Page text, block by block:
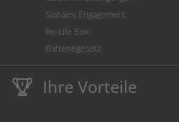
Soziales Engagement
Re-Life Box
Batteriegesetz
Ihre Vorteile